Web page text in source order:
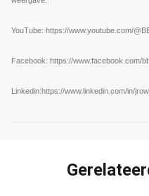
YouTube: https://www.youtube.com/
Facebook: https://www.facebook.com/
Linkedin:https://www.linkedin.com/in/